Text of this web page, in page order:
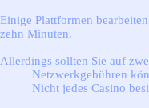
Einige Plattformen b
zehn Minuten.
Allerdings sollten Sie auf
Netzwerkgebühren
Nicht jedes Casino